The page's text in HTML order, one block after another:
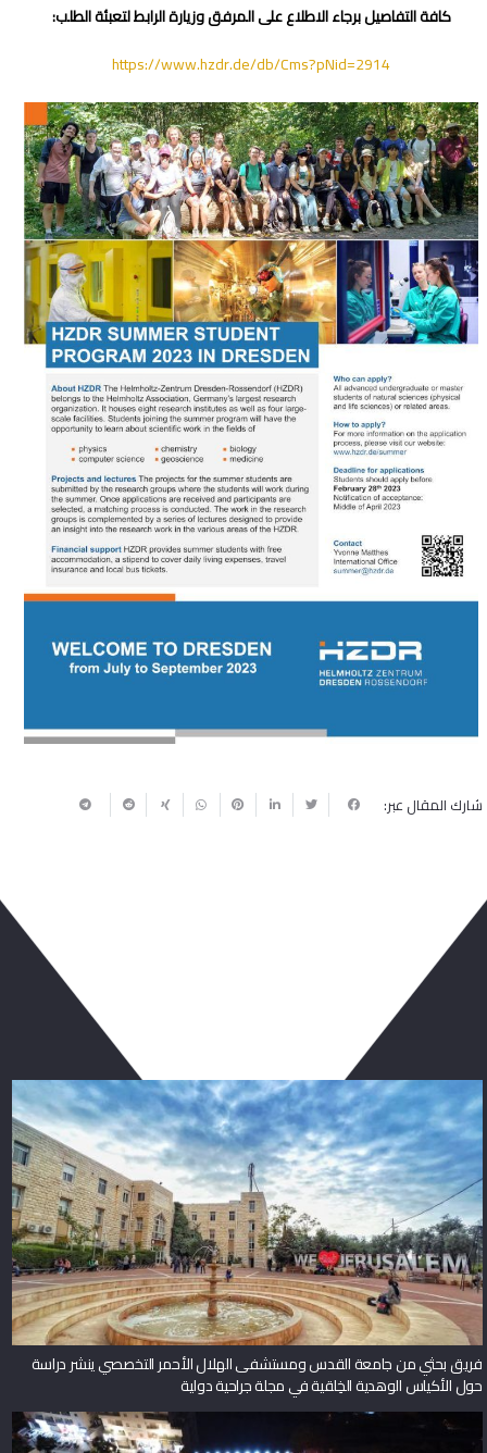
كافة التفاصيل برجاء الاطلاع على المرفق وزيارة الرابط لتعبئة الطلب:
https://www.hzdr.de/db/Cms?pNid=2914
شارك المقال عبر:
فريق بحثي من جامعة القدس ومستشفى الهلال الأحمر التخصصي ينشر دراسة
حول الأكياس الوهدية الخِلقية في مجلة جراحية دولية